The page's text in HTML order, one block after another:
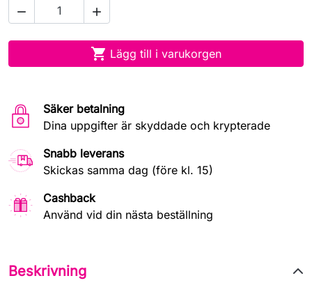
 
 Lägg till i varukorgen
Säker betalning
Dina uppgifter är skyddade och krypterade
Snabb leverans
Skickas samma dag (före kl. 15)
Cashback
Använd vid din nästa beställning
Beskrivning